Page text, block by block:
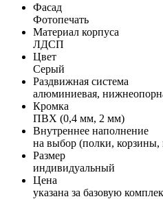
Фасад
Фотопечать
Материал корпуса
ЛДСП
Цвет
Серый
Раздвижная система
алюминиевая,
Кромка
ПВХ (0,4 мм, 2 мм)
Внутреннее наполнение
на выбор (полки, корзины,
Размер
индивидуальный
Цена
указана за базовую